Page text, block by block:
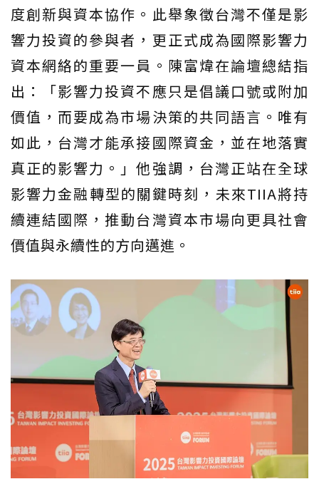
度創新與資本協作。此舉象徵台灣不僅是影
響力投資的參與者，更正式成為國際影響力
資本網絡的重要一員。陳富煒在論壇總結指
出：「影響力投資不應只是倡議口號或附加
價值，而要成為市場決策的共同語言。唯有
如此，台灣才能承接國際資金，並在地落實
真正的影響力。」他強調，台灣正站在全球
影響力金融轉型的關鍵時刻，未來TIIA將持
續連結國際，推動台灣資本市場向更具社會
價值與永續性的方向邁進。